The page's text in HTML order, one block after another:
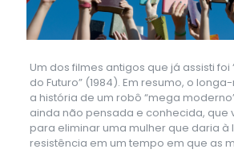
Um dos filmes antigos que já assisti foi
do Futuro” (1984). Em resumo, o
a história de um robô “mega
ainda não pensada e conhecida, que
para eliminar uma mulher que daria à
resistência em um tempo em que as